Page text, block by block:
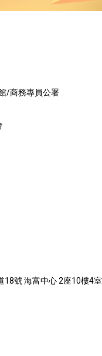
/商務專員公署
18號 海富中心 2座10樓4室